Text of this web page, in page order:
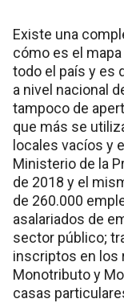
Existe una
cómo es el
todo el país y es
a nivel nacional
tampoco de
que más se
locales vacíos y
Ministerio de la
de 2018 y el
de 260.000
asalariados de
sector público;
inscriptos en los
Monotributo y
casas